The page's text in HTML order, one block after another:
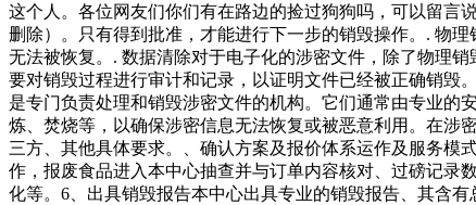
这个人。各位网友们你们有在路边的捡过狗狗吗，可以留言
删除）。只有得到批准，才能进行下一步的销毁操作。. 物
无法被恢复。. 数据清除对于电子化的涉密文件，除了物理
要对销毁过程进行审计和记录，以证明文件已经被正确销毁
是专门负责处理和销毁涉密文件的机构。它们通常由专业的
炼、焚烧等，以确保涉密信息无法恢复或被恶意利用。在涉
三方、其他具体要求。、确认方案及报价体系运作及服务模
作，报废食品进入本中心抽查并与订单内容核对、过磅记录
化等。6、出具销毁报告本中心出具专业的销毁报告、其含